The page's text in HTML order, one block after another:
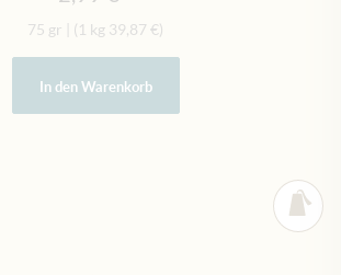
75 gr (1 kg 39,87 €)
In den Warenkorb